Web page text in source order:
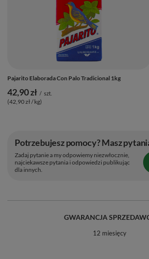
Pajarito Elaborada Con Palo Tradicional 1kg
42,90 zł / szt.
(42,90 zł / kg)
Potrzebujesz pomocy? Masz
Zadaj pytanie a my odpowiemy niezwłocznie,
najciekawsze pytania i odpowiedzi publikując
dla innych.
GWARANCJA
12 miesięcy